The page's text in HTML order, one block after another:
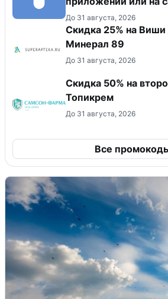
До 31 августа, 2026
Скидка 25% на
Минерал 89
До 31 августа, 2026
Скидка 50% на
Топикрем
До 31 августа, 2026
Все